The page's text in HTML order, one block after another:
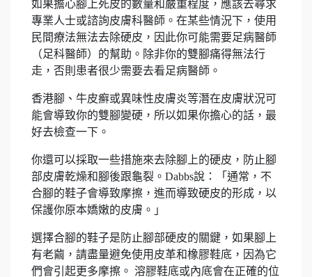
如果擔心腳上死皮的數量和嚴重程度，應該去尋求
專業人士或諮詢皮膚科醫師。在某些情況下，使用
民間療法無法去除硬皮，因此你可能需要足病醫師
（足科醫師）的幫助。除非你的雙腳痛得無法行
走，否則患者很少需要去看足病醫師。
香港腳、牛皮癬或異味性皮膚炎等潛在皮膚狀況可
能會導致你的雙腳變硬，所以如果你擔心的話，最
好去檢查一下。
你還可以採取一些措施來去除腳上的硬皮，防止腳
部皮膚乾燥和腳後跟龜裂。Dabbs說：「通常，不
合腳的鞋子會導致摩擦，進而導致硬皮的形成，以
保護你原本嬌嫩的皮膚。」
選擇合腳的鞋子是防止腳部硬皮的關鍵，如果腳上
有老繭，請盡量避免使用皮革和橡膠鞋底，因為它
們會引起更多摩擦。 溶膠鞋底或內底會在正確的位